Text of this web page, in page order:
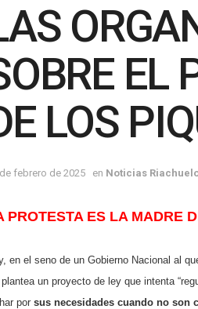
EL
LOS
febrero de 2025 en Noticias
PROTESTA ES LA MADRE
en el seno de un Gobierno Nacional al
un proyecto de ley que intenta
por sus necesidades cuando no son